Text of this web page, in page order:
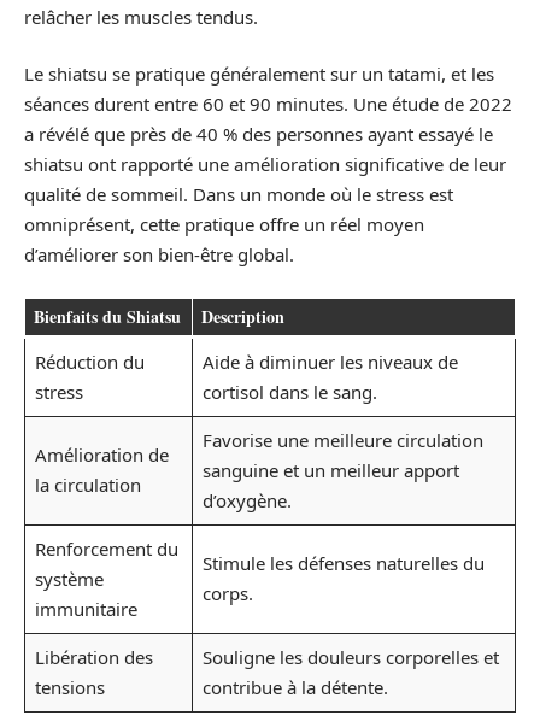
relâcher les muscles tendus.
Le shiatsu se pratique généralement sur un tatami, et les
séances durent entre 60 et 90 minutes. Une étude de 2022
a révélé que près de 40 % des personnes ayant essayé le
shiatsu ont rapporté une amélioration significative de leur
qualité de sommeil. Dans un monde où le stress est
omniprésent, cette pratique offre un réel moyen
d’améliorer son bien-être global.
Bienfaits du Shiatsu Description
Réduction du
stress
Aide à diminuer les niveaux de
cortisol dans le sang.
Amélioration de
la circulation
Favorise une meilleure circulation
sanguine et un meilleur apport
d’oxygène.
Renforcement du
système
immunitaire
Stimule les défenses naturelles du
corps.
Libération des
tensions
Souligne les douleurs corporelles et
contribue à la détente.